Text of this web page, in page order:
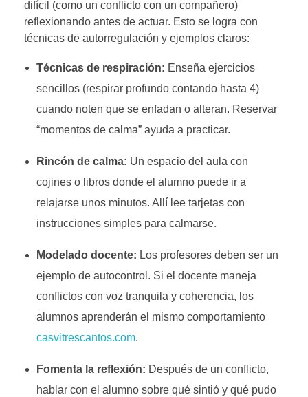
difícil (como un conflicto con un compañero)
reflexionando antes de actuar. Esto se logra con
técnicas de autorregulación y ejemplos claros:
Técnicas de respiración: Enseña ejercicios
sencillos (respirar profundo contando hasta 4)
cuando noten que se enfadan o alteran. Reservar
“momentos de calma” ayuda a practicar.
Rincón de calma: Un espacio del aula con
cojines o libros donde el alumno puede ir a
relajarse unos minutos. Allí lee tarjetas con
instrucciones simples para calmarse.
Modelado docente: Los profesores deben ser un
ejemplo de autocontrol. Si el docente maneja
conflictos con voz tranquila y coherencia, los
alumnos aprenderán el mismo comportamiento
casvitrescantos.com.
Fomenta la reflexión: Después de un conflicto,
hablar con el alumno sobre qué sintió y qué pudo